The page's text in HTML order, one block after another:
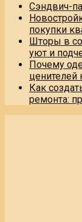
Сэндвич-
покупки
Шторы в
уют и
Почему
ценителей
Как
ремонта: